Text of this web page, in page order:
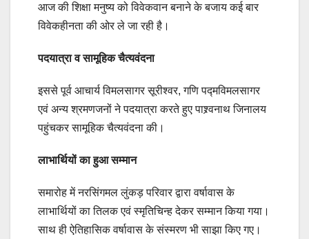
आज की शिक्षा मनुष्य को विवेकवान बनाने के बजाय कई बार
विवेकहीनता की ओर ले जा रही है।
पदयात्रा व सामूहिक चैत्यवंदना
इससे पूर्व आचार्य विमलसागर सूरीश्वर, गणि पद्मविमलसागर
एवं अन्य श्रमणजनों ने पदयात्रा करते हुए पाश्र्वनाथ जिनालय
पहुंचकर सामूहिक चैत्यवंदना की।
लाभार्थियों का हुआ सम्मान
समारोह में नरसिंगमल लुंकड़ परिवार द्वारा वर्षावास के
लाभार्थियों का तिलक एवं स्मृतिचिन्ह देकर सम्मान किया गया।
साथ ही ऐतिहासिक वर्षावास के संस्मरण भी साझा किए गए।